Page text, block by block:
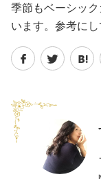
季節もベーシッ
います。参考にし